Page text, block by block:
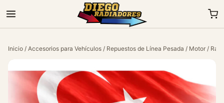
Inicio / Accesorios para Vehículos / Repuestos de Línea Pesada / Motor /